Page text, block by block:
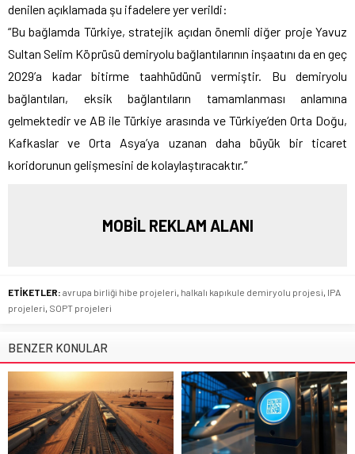
denilen açıklamada şu ifadelere yer verildi:
“Bu bağlamda Türkiye, stratejik açıdan önemli diğer proje Yavuz
Sultan Selim Köprüsü demiryolu bağlantılarının inşaatını da en geç
2029’a kadar bitirme taahhüdünü vermiştir. Bu demiryolu
bağlantıları, eksik bağlantıların tamamlanması anlamına
gelmektedir ve AB ile Türkiye arasında ve Türkiye’den Orta Doğu,
Kafkaslar ve Orta Asya’ya uzanan daha büyük bir ticaret
koridorunun gelişmesini de kolaylaştıracaktır.”
MOBİL REKLAM ALANI
ETİKETLER: avrupa birliği hibe projeleri halkalı kapıkule demiryolu projesi IPA
projeleri SOPT projeleri
BENZER KONULAR